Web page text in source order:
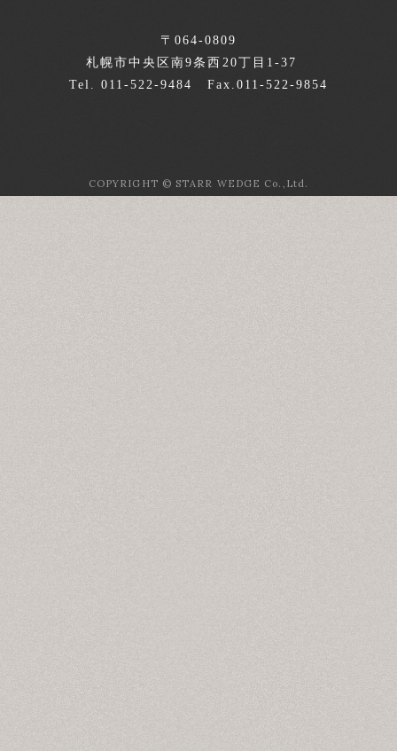
〒064-0809
札幌市中央区南9条西20丁目1-37
Tel. 011-522-9484 Fax.011-522-9854
COPYRIGHT © STARR WEDGE Co.,Ltd.